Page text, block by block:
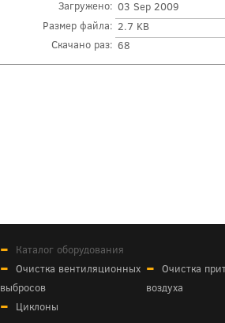
Загружено: 03 Sep 2009
Размер файла: 2.7 KB
Скачано раз: 68
Каталог оборудования
Очистка вентиляционных
выбросов
Очистка
воздуха
Циклоны